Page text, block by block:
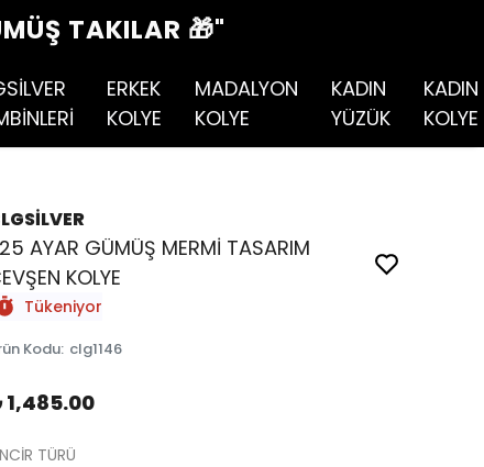
TAKILAR 🎁"
ERKEK
KOLYE
MADALYON
KOLYE
KADIN
YÜZÜK
KADIN
KOLYE
AYAR GÜMÜŞ MERMİ TASARIM
KOLYE
Tükeniyor
Kodu: clg1146
1,485.00
TÜRÜ